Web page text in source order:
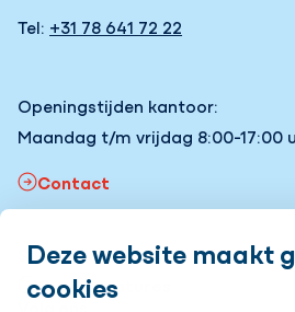
Deze website maakt
cookies
Tel: +31 78 641 72 22
Openingstijden kantoor:
Maandag t/m vrijdag 8:00-17:00
Contact
Snel naar
Onze vacatures